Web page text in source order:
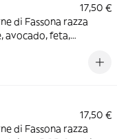
17,50 €
di Fassona razza
avocado, feta,
17,50 €
di Fassona razza